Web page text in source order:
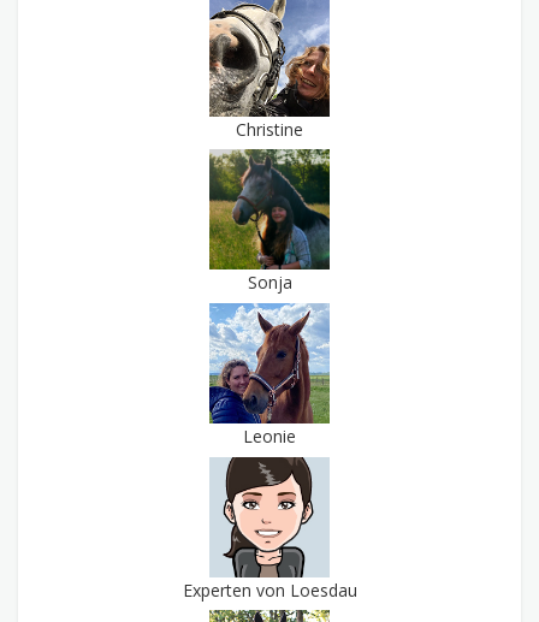
Christine
Sonja
Leonie
Experten von Loesdau